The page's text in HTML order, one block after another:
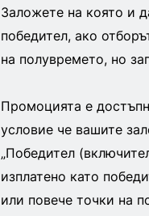
Заложете на която и
победител, ако
на полувремето, но
Промоцията е
условие че вашите
„Победител
изплатено като
или повече точки на